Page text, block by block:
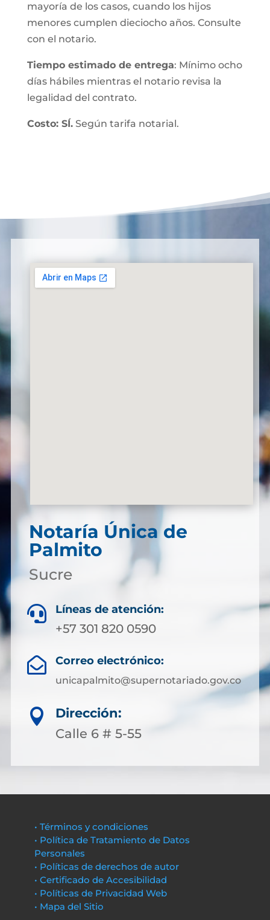
mayoría de los casos, cuando los hijos
menores cumplen dieciocho años. Consulte
con el notario.
Tiempo estimado de entrega: Mínimo ocho
días hábiles mientras el notario revisa la
legalidad del contrato.
Costo: SÍ.Según tarifa notarial.
Notaría Única de
Palmito
Sucre
 Líneas de atención:
+57 301 820 0590
 Correo electrónico:
unicapalmito@supernotariado.gov.co

Dirección:
Calle 6 # 5-55
• Términos y condiciones
• Política de Tratamiento de Datos
Personales
• Políticas de derechos de autor
• Certificado de Accesibilidad
• Políticas de Privacidad Web
• Mapa del Sitio